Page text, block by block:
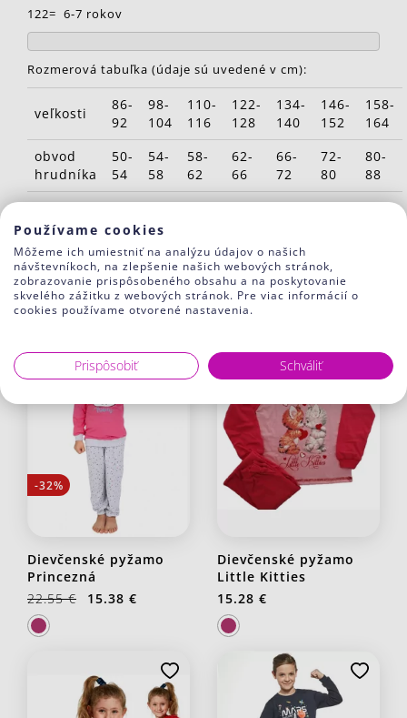
122= 6-7 rokov
Rozmerová tabuľka (údaje sú uvedené v cm):
veľkosti
86-
92
98-
104
110-
116
122-
128
134-
140
146-
152
158-
164
obvod
hrudníka
50-
54
54-
58
58-
62
62-
66
66-
72
72-
80
80-
88
obvod
pása
48-
52
50-
54
52-
54-
56-
60-
64-
Súvisiaci tovar
-32%
Dievčenské pyžamo
Princezná
22.55 €
15.38 €
Dievčenské pyžamo
Little Kitties
15.28 €
Používame cookies
Môžeme ich umiestniť na analýzu údajov o našich
návštevníkoch, na zlepšenie našich webových stránok,
zobrazovanie prispôsobeného obsahu a na poskytovanie
skvelého zážitku z webových stránok. Pre viac informácií o
cookies používame otvorené nastavenia.
Prispôsobiť Schváliť